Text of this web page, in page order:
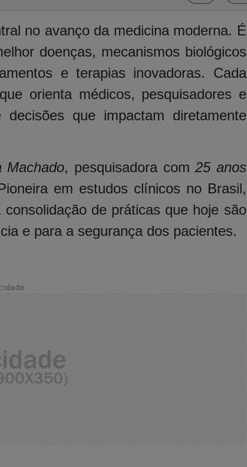
no avanço da medicina moderna. É
doenças, mecanismos biológicos
e terapias inovadoras. Cada
orienta médicos, pesquisadores e
que impactam diretamente
Machado, pesquisadora com25 anos
em estudos clínicos no Brasil,
de práticas que hoje são
e para a segurança dos pacientes.